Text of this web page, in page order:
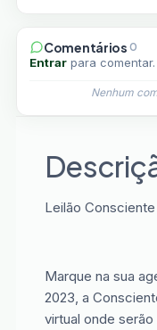
Comentários 0
Entrarpara comentar.
Nenhum
Leilão
Marque na sua
2023, a
virtual onde